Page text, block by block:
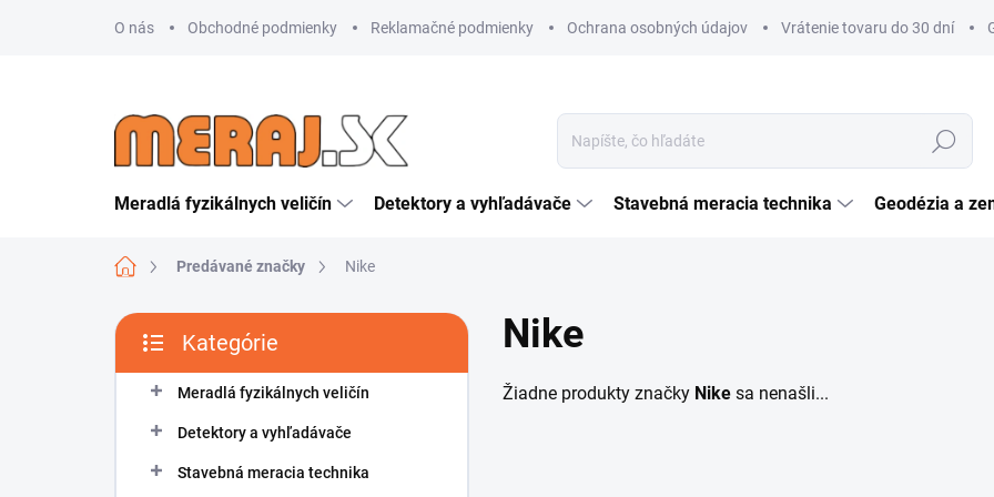
O nás Obchodné podmienky Reklamačné podmienky Ochrana osobných údajov Vrátenie tovaru do 30 dní
Hľadať
Meradlá fyzikálnych veličín Detektory a vyhľadávače Stavebná meracia technika Geodézia a
DomovPredávané značky Nike
B
č
kategórie
Kategórie
Meradlá fyzikálnych veličín
Detektory a vyhľadávače
Stavebná meracia technika
Nike
Žiadne produkty značky Nike sa nenašli...